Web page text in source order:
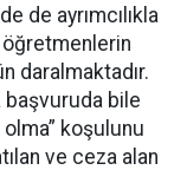
de ayrımcılıkla
öğretmenlerin
daralmaktadır.
başvuruda bile
koşulunu
ve ceza alan